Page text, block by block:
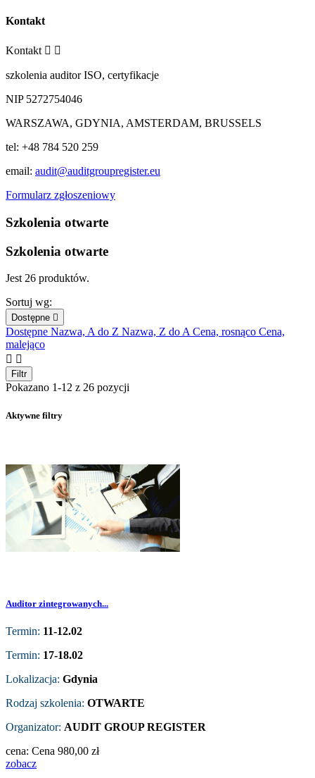
Kontakt
Kontakt  
szkolenia auditor ISO, certyfikacje
NIP 5272754046
WARSZAWA, GDYNIA, AMSTERDAM, BRUSSELS
tel: +48 784 520 259
email: audit@auditgroupregister.eu
Formularz zgłoszeniowy
Szkolenia otwarte
Szkolenia otwarte
Jest 26 produktów.
Sortuj wg:
Dostępne 
Dostępne Nazwa, A do Z Nazwa, Z do ACena, rosnąco Cena,
malejąco
 
Filtr
Pokazano 1-12 z 26 pozycji
Aktywne filtry
Auditor zintegrowanych...
Termin: 11-12.02
Termin: 17-18.02
Lokalizacja: Gdynia
Rodzaj szkolenia: OTWARTE
Organizator: AUDIT GROUP REGISTER
cena: Cena 980,00 zł
zobacz